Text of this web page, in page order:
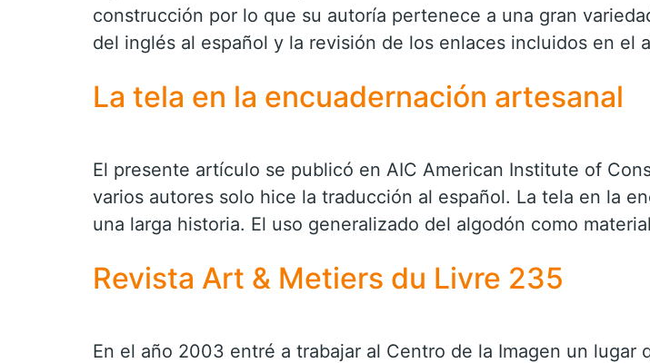
construcción por lo que su autoría pertenece a una gran
del inglés al español y la revisión de los enlaces incluidos en el
La tela en la encuadernación artesanal
El presente artículo se publicó en AIC American Institute of
varios autores solo hice la traducción al español. La tela en la
una larga historia. El uso generalizado del algodón como
Revista Art & Metiers du Livre 235
En el año 2003 entré a trabajar al Centro de la Imagen un